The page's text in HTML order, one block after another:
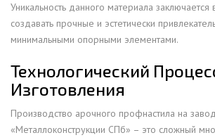
Уникальность данного материала заключается
создавать прочные и эстетически
минимальными опорными элементами.
Технологический
Изготовления
Производство арочного профнастила на
«Металлоконструкции СПб» – это сложный